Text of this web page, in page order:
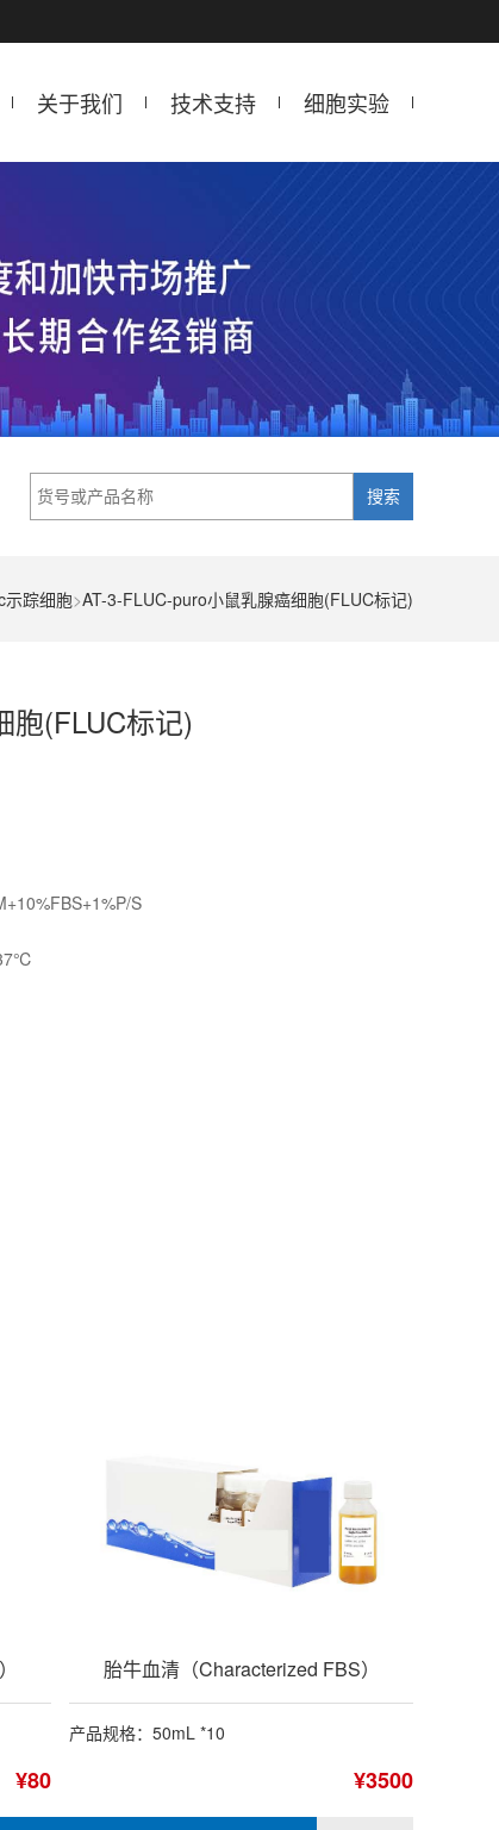
关于我们 技术支持 细胞实验
搜索
示踪细胞>AT-3-FLUC-puro小鼠乳腺癌细胞(FLUC标记)
胞(FLUC标记)
S
¥80
胎牛血清（Characterized FBS）
产品规格：50mL *10
¥3500